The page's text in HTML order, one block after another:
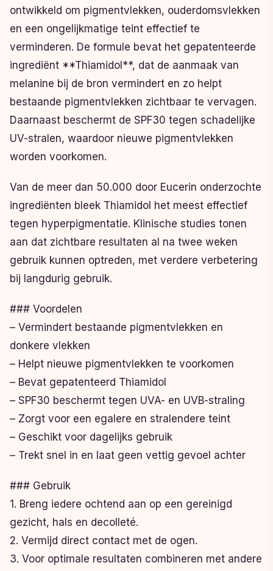
ontwikkeld om pigmentvlekken, ouderdomsvlekken
en een ongelijkmatige teint effectief te
verminderen. De formule bevat het gepatenteerde
ingrediënt **Thiamidol**, dat de aanmaak van
melanine bij de bron vermindert en zo helpt
bestaande pigmentvlekken zichtbaar te vervagen.
Daarnaast beschermt de SPF30 tegen schadelijke
UV-stralen, waardoor nieuwe pigmentvlekken
worden voorkomen.
Van de meer dan 50.000 door Eucerin onderzochte
ingrediënten bleek Thiamidol het meest effectief
tegen hyperpigmentatie. Klinische studies tonen
aan dat zichtbare resultaten al na twee weken
gebruik kunnen optreden, met verdere verbetering
bij langdurig gebruik.
### Voordelen
– Vermindert bestaande pigmentvlekken en
donkere vlekken
– Helpt nieuwe pigmentvlekken te voorkomen
– Bevat gepatenteerd Thiamidol
– SPF30 beschermt tegen UVA- en UVB-straling
– Zorgt voor een egalere en stralendere teint
– Geschikt voor dagelijks gebruik
– Trekt snel in en laat geen vettig gevoel achter
### Gebruik
1. Breng iedere ochtend aan op een gereinigd
gezicht, hals en decolleté.
2. Vermijd direct contact met de ogen.
3. Voor optimale resultaten combineren met andere